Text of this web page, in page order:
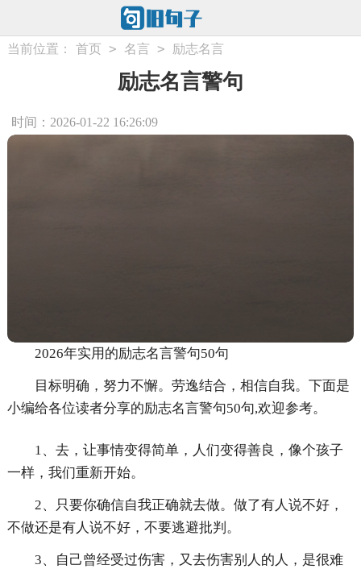
当前位置： 首页 > 名言 > 励志名言
励志名言警句
时间：2026-01-22 16:26:09
2026年实用的励志名言警句50句
目标明确，努力不懈。劳逸结合，相信自我。下面是
小编给各位读者分享的励志名言警句50句,欢迎参考。
1、去，让事情变得简单，人们变得善良，像个孩子
一样，我们重新开始。
2、只要你确信自我正确就去做。做了有人说不好，
不做还是有人说不好，不要逃避批判。
3、自己曾经受过伤害，又去伤害别人的人，是很难